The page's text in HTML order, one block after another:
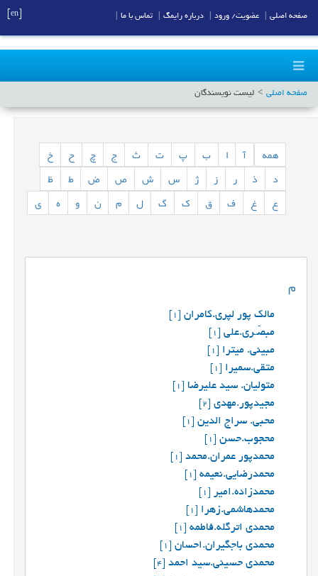
صفحه اصلی لیست نویسندگان
همه ب پ ت ث ج چ ح
خ
د
ذ ر ز ژ س ش ص ض ط
ظ
ع
غ ف ق ک گ ل م ن و ه ی
م
مالک پور لپری.کامران[1]
مبصّـری.علی[1]
مبینی. میترا
متقی.سمیرا
متولیان. سید علیرضا
مجیدپور.مهدی[2]
محبي. سراج الدين[1]
محجوب.حسن[1]
محمدپور عمران.محمد[1]
محمدرضایی.نعیمه[1]
محمدزاده.امیر
محمدهاشمی.زهرا
محمدی اترگله.فاطمه[1]
محمدی باجگیران.احسان[1]
محمدی حسینی.سید احمد[4]
صفحه اصلی عضویت/ ورود درباره رایمگ تماس با ما